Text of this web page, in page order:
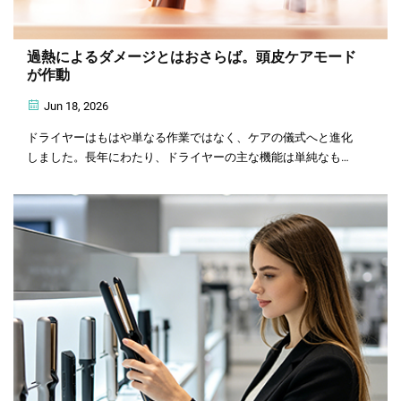
過熱によるダメージとはおさらば。頭皮ケアモード
が作動
Jun 18, 2026
ドライヤーはもはや単なる作業ではなく、ケアの儀式へと進化
しました。長年にわたり、ドライヤーの主な機能は単純なもの
きな変革が起きています。ドライヤーは進化し…